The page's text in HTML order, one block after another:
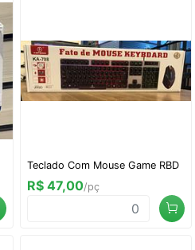
Teclado Com Mouse Game RBD
R$ 47,00/pç